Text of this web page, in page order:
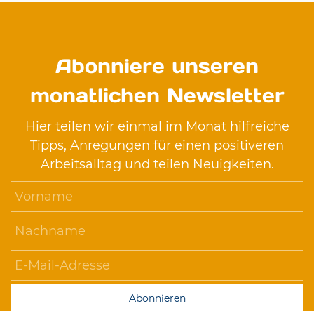
Abonniere unseren
monatlichen Newsletter
Hier teilen wir einmal im Monat hilfreiche
Tipps, Anregungen für einen positiveren
Arbeitsalltag und teilen Neuigkeiten.
Abonnieren